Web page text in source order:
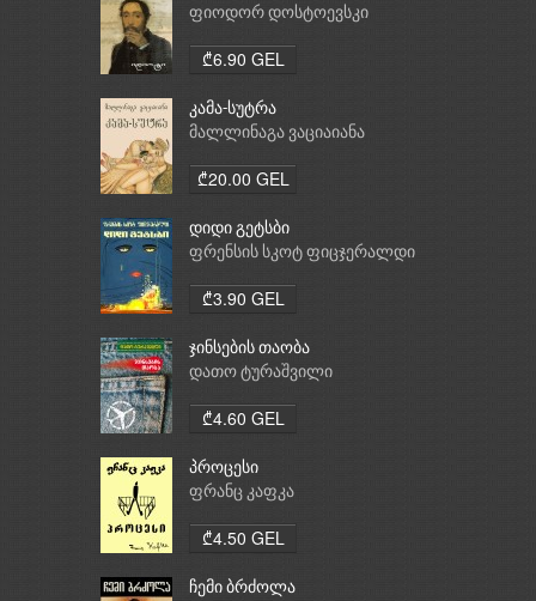
ფიოდორ დოსტოევსკი
₾6.90 GEL
კამა-სუტრა
მალლინაგა ვაციაიანა
₾20.00 GEL
დიდი გეტსბი
ფრენსის სკოტ ფიცჯერალდი
₾3.90 GEL
ჯინსების თაობა
დათო ტურაშვილი
₾4.60 GEL
პროცესი
ფრანც კაფკა
₾4.50 GEL
ჩემი ბრძოლა